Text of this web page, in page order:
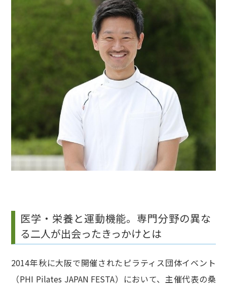
医学・栄養と運動機能。専門分野の異な
る二人が出会ったきっかけとは
2014年秋に大阪で開催されたピラティス団体イベント
（PHI Pilates JAPAN FESTA）において、主催代表の桑